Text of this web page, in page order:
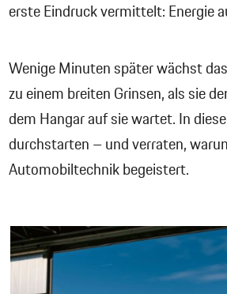
erste Eindruck vermittelt: Energie
Wenige Minuten später wächst
zu einem breiten Grinsen, als sie
dem Hangar auf sie wartet. In
durchstarten – und verraten,
Automobiltechnik begeistert.